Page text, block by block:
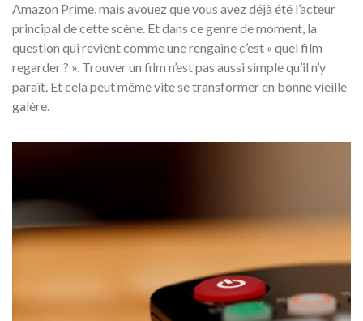
Amazon Prime, mais avouez que vous avez déjà été l’acteur
principal de cette scène. Et dans ce genre de moment, la
question qui revient comme une rengaine c’est « quel film
regarder ? ». Trouver un film n’est pas aussi simple qu’il n’y
paraît. Et cela peut même vite se transformer en bonne vieille
galère.